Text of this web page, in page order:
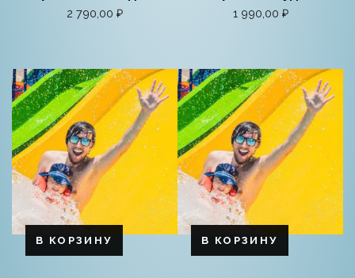
2 790,00 ₽
1 990,00 ₽
В КОРЗИНУ В КОРЗИНУ